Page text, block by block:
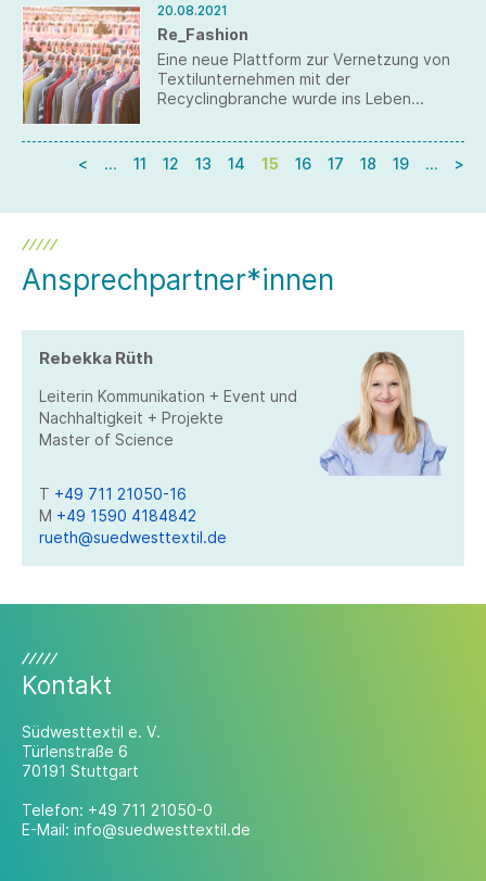
wichtigen Themen aufklären, Frauen in
ihren Karrieren unterstützen, Vorbilder
vorstellen und gemeinsam bessere
nachhaltige Lösungen finden.
20.08.2021
Re_Fashion
Eine neue Plattform zur Vernetzung von
Textilunternehmen mit der
Recyclingbranche wurde ins Leben
mode informiert über die Aktivitäten von
Re_Fashion.
< … 11 12 13 14 15 16 17 18 19 … >
Ansprechpartner*innen
Rebekka Rüth
Leiterin Kommunikation + Event und
Nachhaltigkeit + Projekte
Master of Science
T +49 711 21050-16
M +49 1590 4184842
rueth@suedwesttextil.de
Kontakt
Südwesttextil e. V.
Türlenstraße 6
70191 Stuttgart
Telefon: +49 711 21050-0
E-Mail: info@suedwesttextil.de